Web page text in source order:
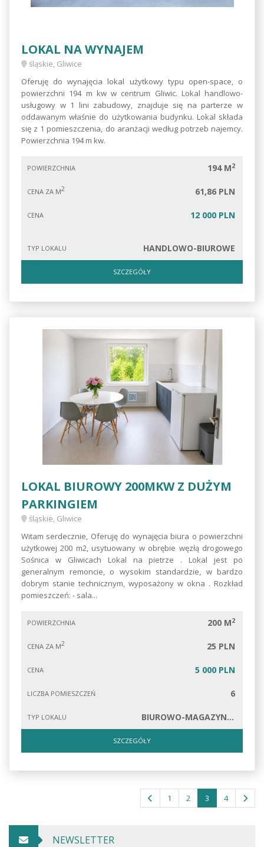
LOKAL NA WYNAJEM
śląskie, Gliwice
Oferuję do wynajęcia lokal użytkowy typu open-space, o
powierzchni 194 m kw w centrum Gliwic. Lokal handlowo-
usługowy w 1 lini zabudowy, znajduje się na parterze w
oddawanym właśnie do użytkowania budynku. Lokal składa
się z 1 pomieszczenia, do aranżacji według potrzeb najemcy.
Powierzchnia 194 m kw.
POWIERZCHNIA 194 M2
CENA ZA M2 61,86 PLN
CENA 12 000 PLN
TYP LOKALU HANDLOWO-BIUROWE
SZCZEGÓŁY
LOKAL BIUROWY 200MKW Z DUŻYM
PARKINGIEM
śląskie, Gliwice
Witam serdecznie, Oferuję do wynajęcia biura o powierzchni
użytkowej 200 m2, usytuowany w obrębie węzłą drogowego
Sośnica w Gliwicach Lokal na pietrze . Lokal jest po
generalnym remoncie, o wysokim standardzie, w bardzo
dobrym stanie technicznym, wyposażony w okna . Rozkład
pomieszczeń: - sala...
POWIERZCHNIA 200 M2
CENA ZA M2 25 PLN
CENA 5 000 PLN
LICZBA POMIESZCZEŃ 6
TYP LOKALU BIUROWO-MAGAZYNOWY
SZCZEGÓŁY
1 2 3 4
NEWSLETTER